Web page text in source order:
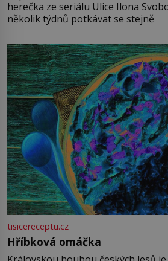
herečka ze seriálu Ulice Ilona
několik týdnů potkávat se stejně
tisicereceptu.cz
Hříbková omáčka